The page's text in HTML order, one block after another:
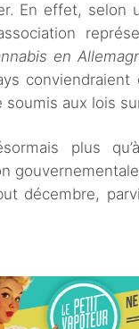
En effet, selon
en
conviendraient
soumis aux lois
plus
décembre,